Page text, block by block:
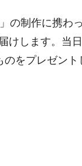
の制作に携わ
けします。当
をプレゼント